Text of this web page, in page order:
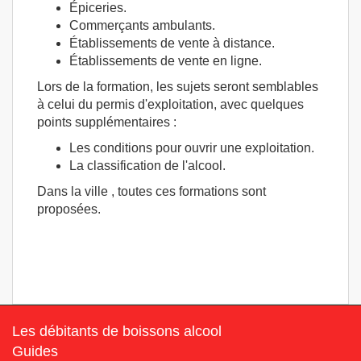
Épiceries.
Commerçants ambulants.
Établissements de vente à distance.
Établissements de vente en ligne.
Lors de la formation, les sujets seront semblables
à celui du permis d'exploitation, avec quelques
points supplémentaires :
Les conditions pour ouvrir une exploitation.
La classification de l'alcool.
Dans la ville , toutes ces formations sont
proposées.
Les débitants de boissons alcool
Guides